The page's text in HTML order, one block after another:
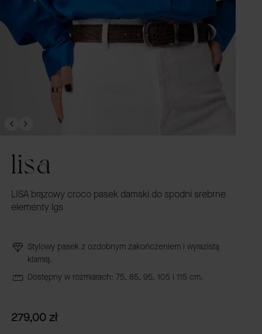
lisa
LISA brązowy croco pasek damski do spodni srebrne
elementy lgs
Stylowy pasek z ozdobnym zakończeniem i wyrazistą
klamrą.
Dostępny w rozmiarach: 75, 85, 95, 105 i 115 cm.
Cena
279,00 zł